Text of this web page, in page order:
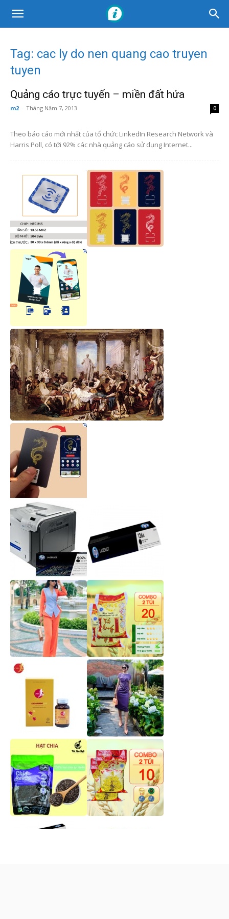
Tag: cac ly do nen quang cao truyen
tuyen
Quảng cáo trực tuyến – miền đất hứa
m2 - Tháng Năm 7, 2013 0
Theo báo cáo mới nhất của tổ chức LinkedIn Research Network và
Harris Poll, có tới 92% các nhà quảng cáo sử dụng Internet...